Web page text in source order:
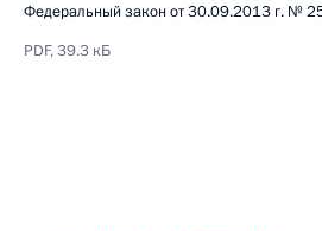
Федеральный закон от 30.09.2013 г. №
PDF, 39.3 кБ